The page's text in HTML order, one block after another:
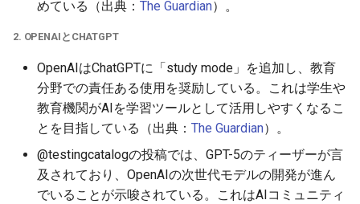
2026-05-23
2026-05-22
2026-05-21
2026-05-20
2025-11-07
2025-11-06
2025-11-05
2025-11-04
2026-05-24
2026-05-23
2026-05-22
2026-05-21
2026-05-20
2026-05-20
2026-05-19
2026-05-18
2026-05-17
2025-11-07
2025-11-06
2025-11-05
2025-11-04
2026-05-19
2026-05-18
2026-05-17
2026-05-16
2025-11-07
2025-11-06
2025-11-05
2025-11-04
2026-05-23
2026-05-22
2026-05-21
2026-05-20
めている（出典： The Guardian）。
2. OPENAIとCHATGPT
OpenAIはChatGPTに「study mode」を追加し、教育
分野での責任ある使用を奨励している。これは学生や
教育機関がAIを学習ツールとして活用しやすくなるこ
とを目指している（出典： The Guardian）。
@testingcatalogの投稿では、GPT-5のティーザーが言
及されており、OpenAIの次世代モデルの開発が進ん
でいることが示唆されている。これはAIコミュニティ